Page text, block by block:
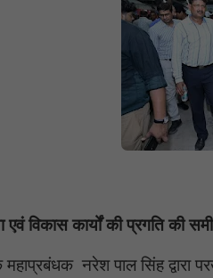
एवं विकास कार्यों की प्रगति की
नरेश पाल सिंह द्वारा